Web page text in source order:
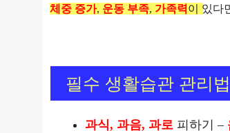
체중 증가, 운동 부족, 가족력이 있다
필수 생활습관 관리법
과식, 과음, 과로 피하기 –